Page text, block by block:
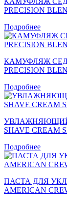
PRECISION
Подробнее
КАМУФЛЯЖ
PRECISION
Подробнее
УВЛАЖНЯЮЩИЙ
SHAVE CREAM
Подробнее
ПАСТА ДЛЯ
AMERICAN